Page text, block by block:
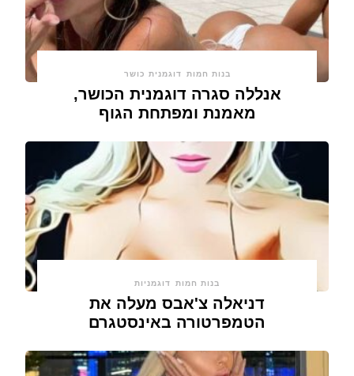
בנות חמות דוגמנית כושר
אנללה סגרה דוגמנית הכושר,
מאמנת ומפתחת הגוף
בנות חמות דוגמניות
דניאלה צ'אבס מעלה את
הטמפרטורה באינסטגרם